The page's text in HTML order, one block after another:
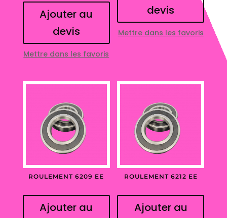
Ajouter au
devis
Mettre dans les favoris
devis
Mettre dans les favoris
ROULEMENT 6209 EE
Ajouter au
ROULEMENT 6212 EE
Ajouter au